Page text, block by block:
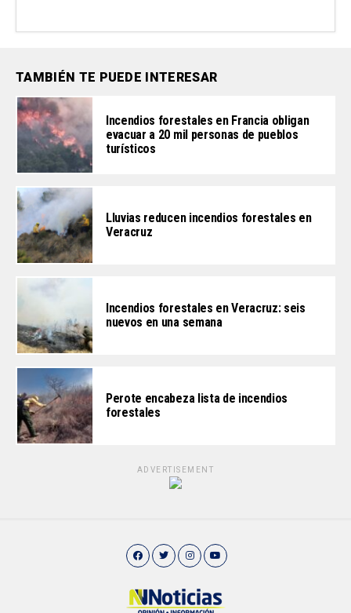
TAMBIÉN TE PUEDE INTERESAR
Incendios forestales en Francia obligan
evacuar a 20 mil personas de pueblos
turísticos
Lluvias reducen incendios forestales en
Veracruz
Incendios forestales en Veracruz: seis
nuevos en una semana
Perote encabeza lista de incendios
forestales
ADVERTISEMENT